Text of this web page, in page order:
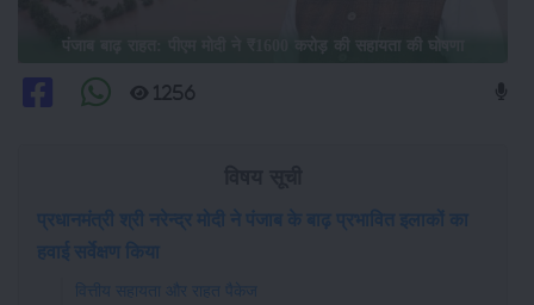
पंजाब बाढ़ राहत: पीएम मोदी ने ₹1600 करोड़ की सहायता की घोषणा
1256
प्रधानमंत्री श्री नरेन्द्र मोदी ने पंजाब के बाढ़ प्रभावित इलाकों का
हवाई सर्वेक्षण किया
वित्तीय सहायता और राहत पैकेज